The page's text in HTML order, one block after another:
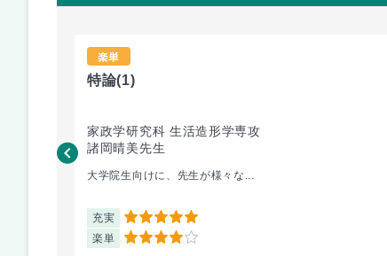
楽単
特論(1)
家政学研究科 生活造形学専攻
諸岡晴美先生
大学院生向けに、先生が様々な...
充実 5
楽単 4